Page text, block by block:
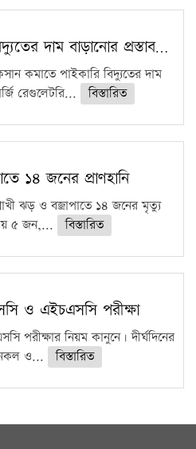
দাম বাড়ানোর প্রস্তাব…
কমাতে পাইকারি বিদ্যুতের দাম
রেগুলেটরি...
বিস্তারিত
১৪ জনের প্রাণহানি
ঝড় ও বজ্রাপাতে ১৪ জনের মৃত্যু
৫ জন,...
বিস্তারিত
ও এইচএসসি পরীক্ষা
পরীক্ষার নিয়ম কানুনে। দীর্ঘদিনের
নকল ও...
বিস্তারিত